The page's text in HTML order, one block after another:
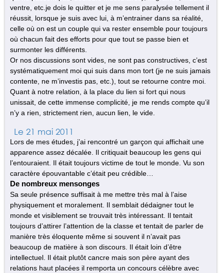
ventre, etc.je dois le quitter et je me sens paralysée tellement il
réussit, lorsque je suis avec lui, à m’entrainer dans sa réalité,
celle où on est un couple qui va rester ensemble pour toujours
où chacun fait des efforts pour que tout se passe bien et
surmonter les différents.
Or nos discussions sont vides, ne sont pas constructives, c’est
systématiquement moi qui suis dans mon tort (je ne suis jamais
contente, ne m’investis pas, etc.), tout se retourne contre moi.
Quant à notre relation, à la place du lien si fort qui nous
unissait, de cette immense complicité, je me rends compte qu’il
n’y a rien, strictement rien, aucun lien, le vide.
Le 21 mai 2011
Lors de mes études, j’ai rencontré un garçon qui affichait une
apparence assez décalée. Il critiquait beaucoup les gens qui
l’entouraient. Il était toujours victime de tout le monde. Vu son
caractère épouvantable c’était peu crédible…
De nombreux mensonges
Sa seule présence suffisait à me mettre très mal à l’aise
physiquement et moralement. Il semblait dédaigner tout le
monde et visiblement se trouvait très intéressant. Il tentait
toujours d’attirer l’attention de la classe et tentait de parler de
manière très éloquente même si souvent il n’avait pas
beaucoup de matière à son discours. Il était loin d’être
intellectuel. Il était plutôt cancre mais son père ayant des
relations haut placées il remporta un concours célèbre avec